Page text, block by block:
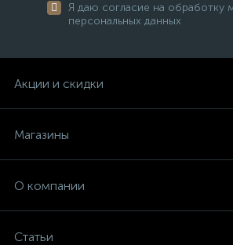
Я даю согласие на обработку
персональных данных
Акции и скидки
Магазины
О компании
Статьи